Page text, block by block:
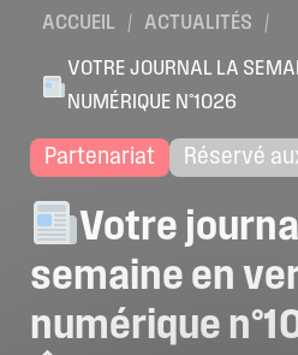
ACCUEIL / ACTUALITÉS
/
VOTRE JOURNAL LA
NUMÉRIQUE N°1026
Partenariat Réservé
Votre
semaine en
numérique